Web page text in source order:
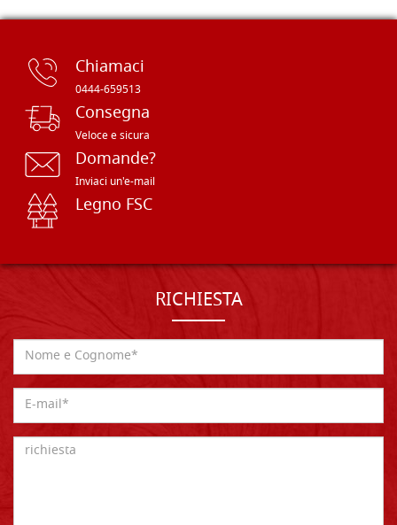
Chiamaci
0444-659513
Consegna
Veloce e sicura
Domande?
Inviaci un'e-mail
Legno FSC
RICHIESTA